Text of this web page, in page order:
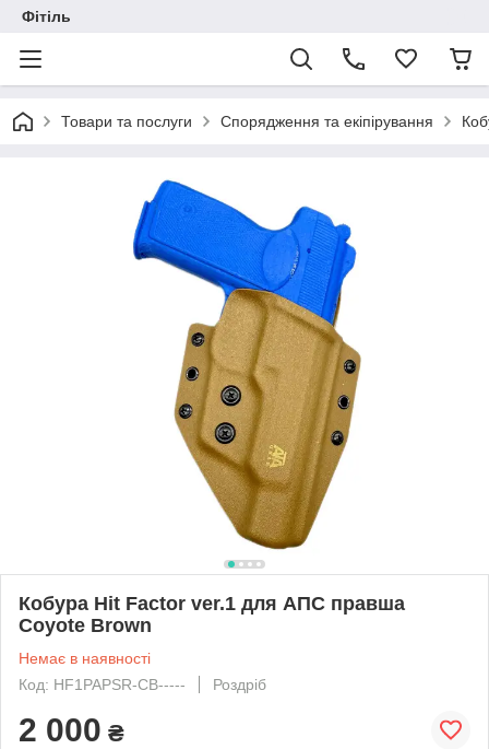
Фітіль
Товари та послуги Спорядження та екіпірування
Кобура Hit Factor ver.1 для АПС правша
Coyote Brown
Немає в наявності
Код: HF1PAPSR-CB-----
Роздріб
2 000 ₴